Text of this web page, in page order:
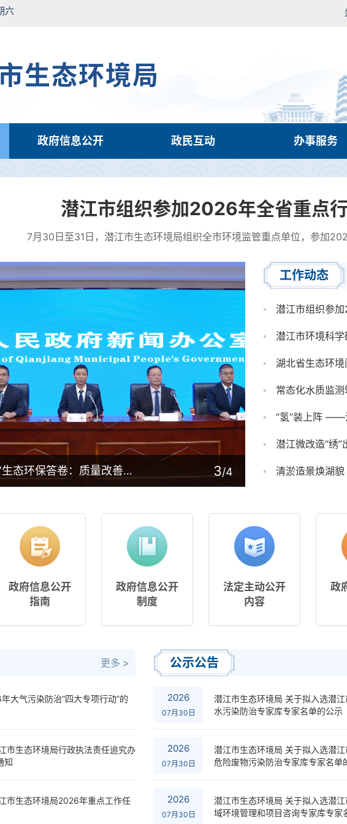
六
生态环境局
政府信息公开 政民互动 办事服务
潜江市组织参加2026年全省重点
潜江亮出“十四五”生态环保答卷：质量改善夯实基底，绿色发展谱写新篇 3/4
工作动态
潜江市组织参
湖北省生态环
常态化水质监
“氢”装上阵 ——
潜江微改造“绣”
清淤造景焕湖
政府信息公开
指南
政府信息公开
制度
法定主动公开
内容
政
更多 >
大气污染防治“四大专项行动”的
市生态环境局行政执法责任追究办
知
市生态环境局2026年重点工作任
公示公告
2026
07月30日
潜江市生态环境局 关于拟入选潜江市土壤和地下
水污染防治专家库专家名单的公示
2026
07月30日
潜江市生态环境局 关于拟入选潜江
危险废物污染防治专家库专家名单
2026
07月30日
潜江市生态环境局 关于拟入选潜
域环境管理和项目咨询专家库专家